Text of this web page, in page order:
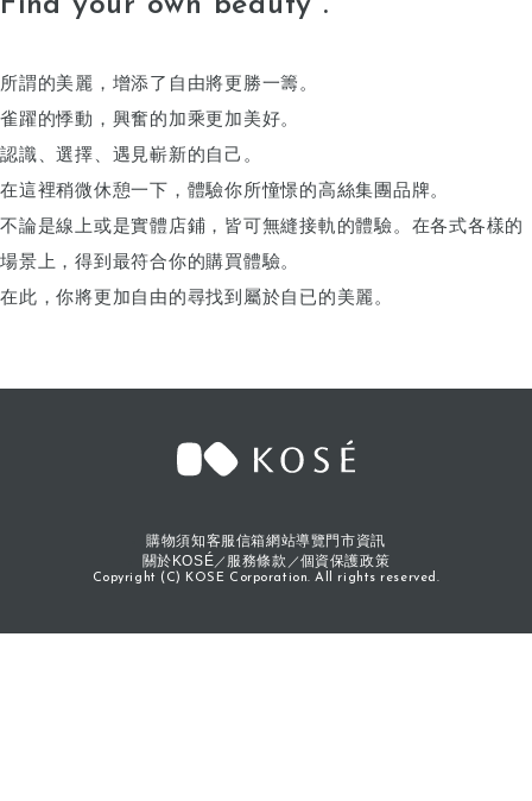
所謂的美麗，增添了自由將更勝一籌。
雀躍的悸動，興奮的加乘更加美好。
認識、選擇、遇見嶄新的自己。
在這裡稍微休憩一下，體驗你所憧憬的高絲集團品牌。
不論是線上或是實體店鋪，皆可無縫接軌的體驗。 在各式各樣的
場景上，得到最符合你的購買體驗。
在此，你將更加自由的尋找到屬於自已的美麗。
購物須知客服信箱網站導覽門市資訊
關於KOSÉ
服務條款 個資保護政策
Copyright (C) KOSE Corporation. All rights reserved.